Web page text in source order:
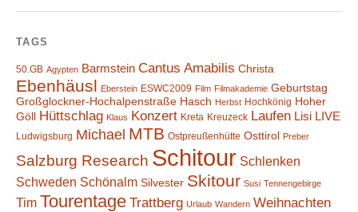
TAGS
50.GB Agypten Barmstein Cantus Amabilis Christa
Ebenhäusl Eberstein ESWC2009 Film Filmakademie Geburtstag
Großglockner-Hochalpenstraße Hasch Herbst Hochkönig Hoher
Göll
Hüttschlag Klaus Konzert Kreta Kreuzeck Laufen Lisi LIVE
Ludwigsburg Michael MTB Ostpreußenhütte Osttirol Preber
Salzburg Research Schitour Schlenken
Schweden Schönalm Silvester Skitour Susi Tennengebirge
Tim Tourentage Trattberg Urlaub Wandern Weihnachten